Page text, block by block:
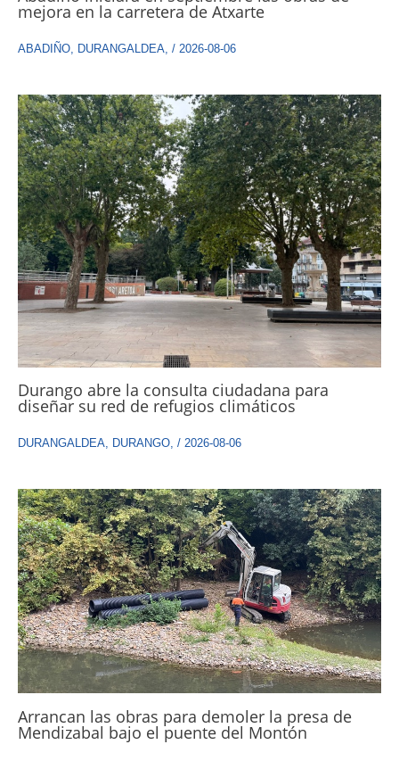
mejora en la carretera de Atxarte
ABADIÑO, DURANGALDEA, / 2026-08-06
Durango abre la consulta ciudadana para
diseñar su red de refugios climáticos
DURANGALDEA, DURANGO, / 2026-08-06
Arrancan las obras para demoler la presa de
Mendizabal bajo el puente del Montón